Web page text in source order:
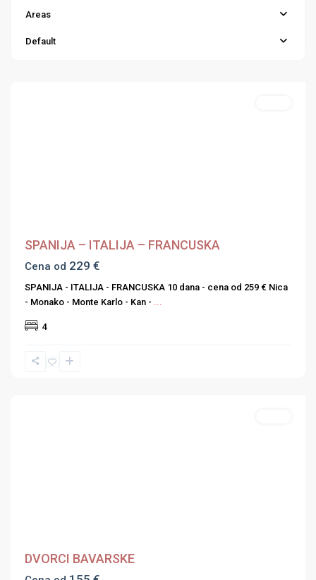
Areas
Default
SPANIJA – ITALIJA – FRANCUSKA
Cena od 229 €
SPANIJA - ITALIJA - FRANCUSKA 10 dana - cena od 259 € Nica
- Monako - Monte Karlo - Kan - ...
4
DVORCI BAVARSKE